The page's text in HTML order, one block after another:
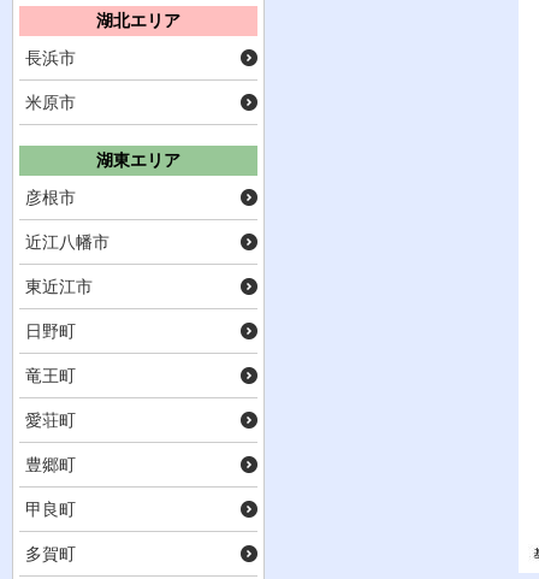
湖北エリア
長浜市
米原市
湖東エリア
彦根市
近江八幡市
東近江市
日野町
竜王町
愛荘町
豊郷町
甲良町
多賀町